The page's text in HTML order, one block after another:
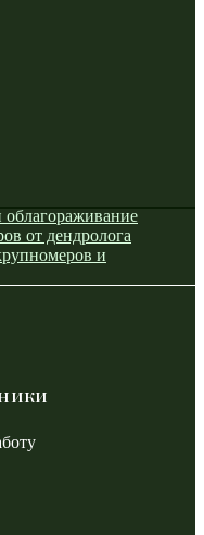
облагораживание
от дендролога
и